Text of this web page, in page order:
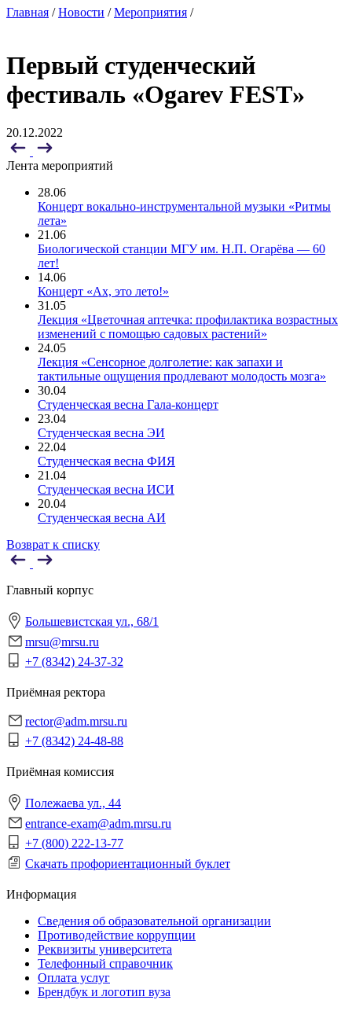
Главная /Новости /Мероприятия /
Первый студенческий
фестиваль «Ogarev FEST»
20.12.2022
Лента мероприятий
28.06
Концерт вокально-инструментальной музыки «Ритмы
лета»
21.06
Биологической станции МГУ им. Н.П. Огарёва — 60
лет!
14.06
Концерт «Ах, это лето!»
31.05
Лекция «Цветочная аптечка: профилактика возрастных
изменений с помощью садовых растений»
24.05
Лекция «Сенсорное долголетие: как запахи и
тактильные ощущения продлевают молодость мозга»
30.04
Студенческая весна Гала-концерт
23.04
Студенческая весна ЭИ
22.04
Студенческая весна ФИЯ
21.04
Студенческая весна ИСИ
20.04
Студенческая весна АИ
Возврат к списку
Главный корпус
Большевистская ул., 68/1
mrsu@mrsu.ru
+7 (8342) 24-37-32
Приёмная ректора
rector@adm.mrsu.ru
+7 (8342) 24-48-88
Приёмная комиссия
Полежаева ул., 44
entrance-exam@adm.mrsu.ru
+7 (800) 222-13-77
Скачать профориентационный буклет
Информация
Сведения об образовательной организации
Противодействие коррупции
Реквизиты университета
Телефонный справочник
Оплата услуг
Брендбук и логотип вуза